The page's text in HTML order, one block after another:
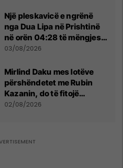
Një pleskavicë e ngrënë
nga Dua Lipa në Prishtinë
në orën 04:28 të mëngjesit
- dhe bota digjitale serbe
03/08/2026
Mirlind Daku mes lotëve
përshëndetet me Rubin
Kazanin, do të fitojë
miliona te Spartak Moska
02/08/2026